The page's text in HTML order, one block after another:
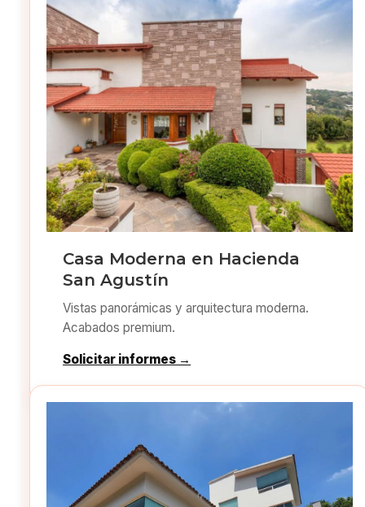
Casa Moderna en Hacienda
San Agustín
Vistas panorámicas y arquitectura moderna.
Acabados premium.
Solicitar informes →